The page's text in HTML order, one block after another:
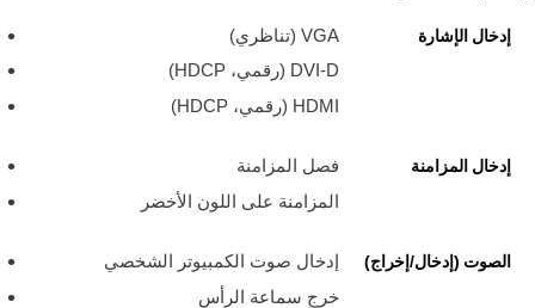
إدخال الإشارة
VGA (تناظري)
DVI-D (رقمي، HDCP)
HDMI (رقمي، HDCP)
إدخال المزامنة
فصل المزامنة
المزامنة على اللون الأخضر
الصوت (إدخال/إخراج)
إدخال صوت الكمبيوتر الشخصي
خرج سماعة الرأس